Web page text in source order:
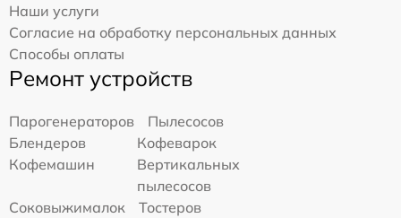
Наши услуги
Согласие на обработку персональных данных
Способы оплаты
Ремонт устройств
Парогенераторов
Пылесосов
Блендеров
Кофеварок
Кофемашин
Вертикальных
пылесосов
Соковыжималок
Тостеров